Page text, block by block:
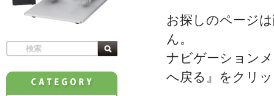
お探しのページ
ん。
ナビゲーション
へ戻る』をクリ